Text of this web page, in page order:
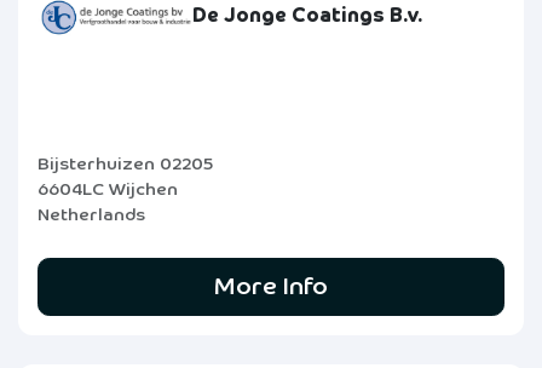
De Jonge Coatings B.v.
Bijsterhuizen 02205
6604LC Wijchen
Netherlands
More Info